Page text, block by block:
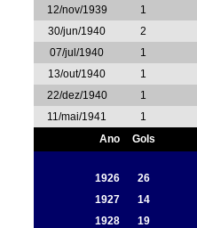
12/nov/1939
1
30/jun/1940
2
07/jul/1940
1
13/out/1940
1
22/dez/1940
1
11/mai/1941
1
Ano
Gols
1926 26
1927
14
1928
19